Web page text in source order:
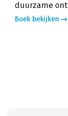
duurzame
Boek bekijken